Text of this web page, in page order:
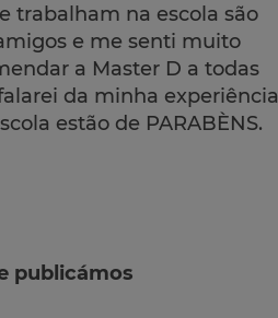
trabalham na escola são
e me senti muito
a Master D a todas
da minha experiência
estão de PARABÈNS.
publicámos